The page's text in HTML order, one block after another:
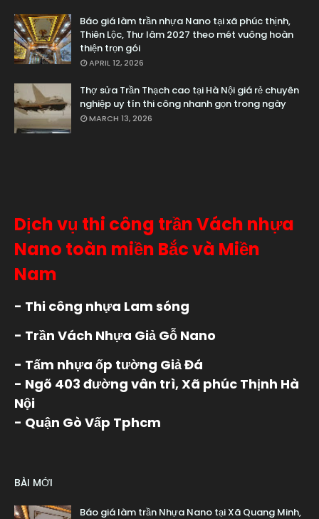
Báo giá làm trần nhựa Nano tại xã phúc thịnh,
Thiên Lộc, Thư lâm 2027 theo mét vuông hoàn
thiện trọn gói
APRIL 12, 2026
Thợ sửa Trần Thạch cao tại Hà Nội giá rẻ chuyên
nghiệp uy tín thi công nhanh gọn trong ngày
MARCH 13, 2026
Dịch vụ thi công trần Vách nhựa
Nano toàn miền Bắc và Miền
Nam
- Thi công nhựa Lam sóng
- Trần Vách Nhựa Giả Gỗ Nano
- Tấm nhựa ốp tường Giả Đá
- Ngõ 403 đường vân trì, Xã phúc Thịnh Hà
Nội
- Quận Gò Vấp Tphcm
BÀI MỚI
Báo giá làm trần Nhựa Nano tại Xã Quang Minh,